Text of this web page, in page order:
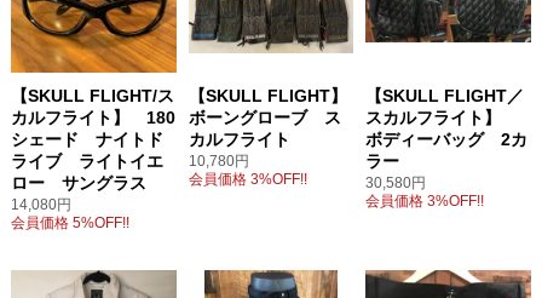
【SKULL FLIGHT/ス
カルフライト】 180
シェード ナイトド
ライブ ライトイエ
ロー サングラス
14,080円
会員価格 5%OFF!!
【SKULL FLIGHT】
ボーングローブ ス
カルフライト
10,780円
会員価格 3%OFF!!
【SKULL FLIGHT／
スカルフライト】
ボディーバッグ 2カ
ラー
30,580円
会員価格 3%OFF!!